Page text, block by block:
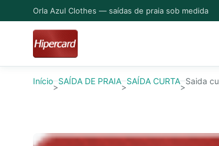
Orla Azul Clothes — saídas de praia sob medida
Início
>
SAÍDA DE PRAIA
>
SAÍDA CURTA
>
Saida